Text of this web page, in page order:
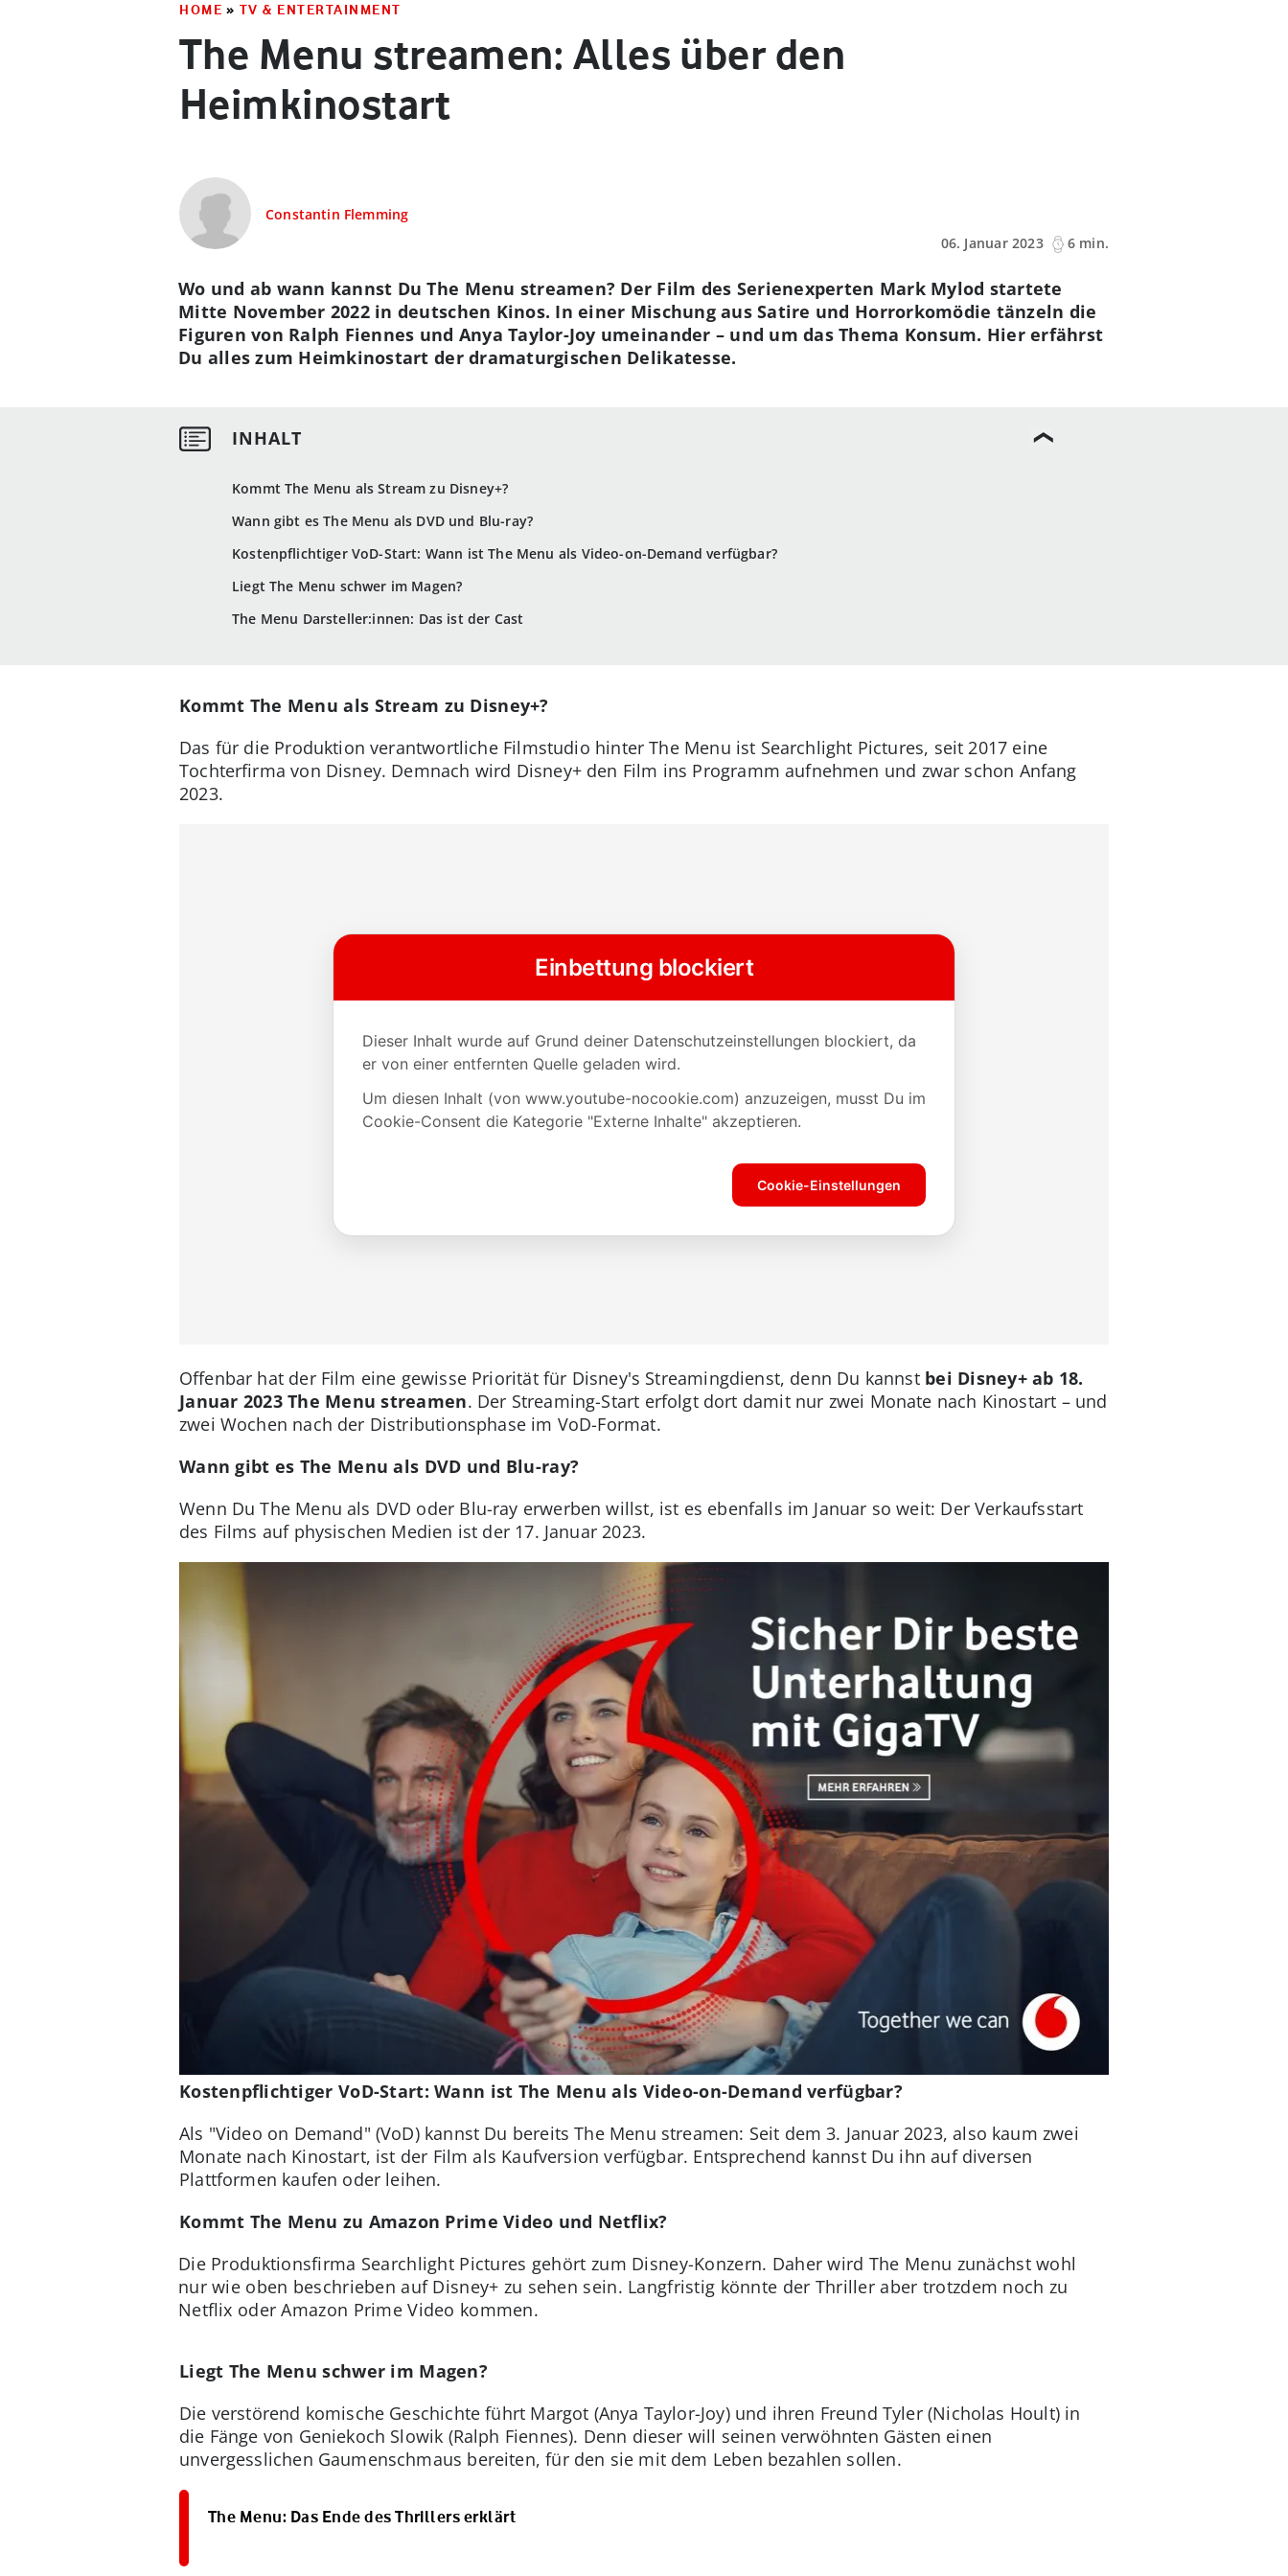
HOME » TV & ENTERTAINMENT
The Menu streamen: Alles über den
Heimkinostart
Constantin Flemming
06. Januar 2023
6 min.
Kommt The Menu als Stream zu Disney+?
Wann gibt es The Menu als DVD und Blu-ray?
Kostenpflichtiger VoD-Start: Wann ist The Menu als Video-on-Demand verfügbar?
Liegt The Menu schwer im Magen?
The Menu Darsteller:innen: Das ist der Cast
Wo und ab wann kannst Du The Menu streamen? Der Film des Serienexperten Mark Mylod startete
Mitte November 2022 in deutschen Kinos. In einer Mischung aus Satire und Horrorkomödie tänzeln die
Figuren von Ralph Fiennes und Anya Taylor-Joy umeinander – und um das Thema Konsum. Hier erfährst
Du alles zum Heimkinostart der dramaturgischen Delikatesse.
Kommt The Menu als Stream zu Disney+?
Das für die Produktion verantwortliche Filmstudio hinter The Menu ist Searchlight Pictures, seit 2017 eine
Tochterfirma von Disney. Demnach wird Disney+ den Film ins Programm aufnehmen und zwar schon Anfang
2023.
Offenbar hat der Film eine gewisse Priorität für Disney's Streamingdienst, denn Du kannst bei Disney+ ab 18.
Januar 2023 The Menu streamen. Der Streaming-Start erfolgt dort damit nur zwei Monate nach Kinostart – und
zwei Wochen nach der Distributionsphase im VoD-Format.
Wann gibt es The Menu als DVD und Blu-ray?
Wenn Du The Menu als DVD oder Blu-ray erwerben willst, ist es ebenfalls im Januar so weit: Der Verkaufsstart
des Films auf physischen Medien ist der 17. Januar 2023.
Kostenpflichtiger VoD-Start: Wann ist The Menu als Video-on-Demand verfügbar?
Als "Video on Demand" (VoD) kannst Du bereits The Menu streamen: Seit dem 3. Januar 2023, also kaum zwei
Monate nach Kinostart, ist der Film als Kaufversion verfügbar. Entsprechend kannst Du ihn auf diversen
Plattformen kaufen oder leihen.
Kommt The Menu zu Amazon Prime Video und Netflix?
Die Produktionsfirma Searchlight Pictures gehört zum Disney-Konzern. Daher wird The Menu zunächst wohl
nur wie oben beschrieben auf Disney+ zu sehen sein. Langfristig könnte der Thriller aber trotzdem noch zu
Netflix oder Amazon Prime Video kommen.
Liegt The Menu schwer im Magen?
Die verstörend komische Geschichte führt Margot (Anya Taylor-Joy) und ihren Freund Tyler (Nicholas Hoult) in
die Fänge von Geniekoch Slowik (Ralph Fiennes). Denn dieser will seinen verwöhnten Gästen einen
unvergesslichen Gaumenschmaus bereiten, für den sie mit dem Leben bezahlen sollen.
The Menu: Das Ende des Thrillers erklärt